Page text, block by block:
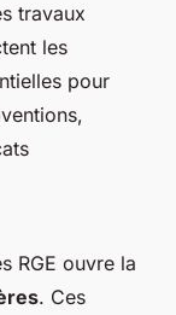
travaux
les
pour
RGE ouvre la
. Ces